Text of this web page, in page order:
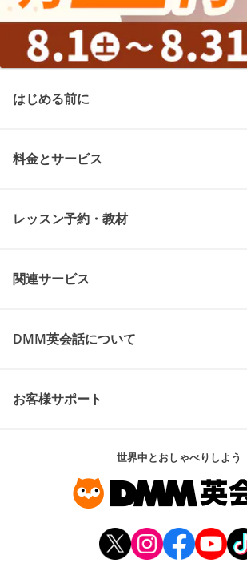
はじめる前に
料金とサービス
レッスン予約・教材
関連サービス
DMM英会話について
お客様サポート
世界中とおしゃべりしよう